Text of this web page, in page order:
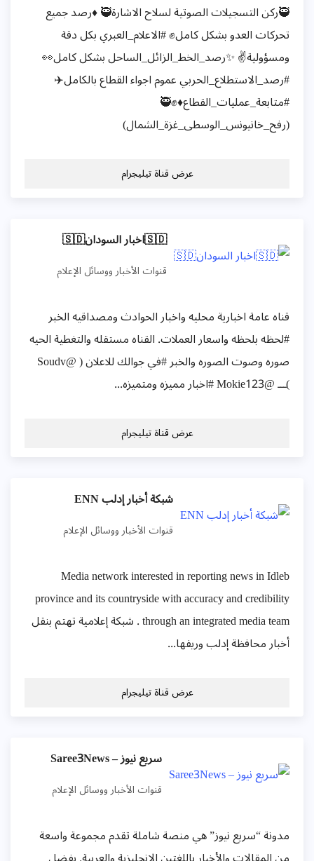
🥷ركن التسجيلات الصوتية لسلاح الاشارة🥷 ♦️رصد جميع
تحركات العدو بشكل كامل✊ #الاعلام_العبري بكل دقة
ومسؤولية✌ ✨رصد_الخط_الزائل_الساحل بشكل كامل👀
#رصد_الاستطلاع_الحربي عموم اجواء القطاع بالكامل✈️
#متابعة_عمليات_القطاع♦️✊🥷
(رفح_خانيونس_الوسطى_غزة_الشمال)
عرض قناة تيليجرام
🇸🇩اخبار السودان🇸🇩
قنوات الأخبار ووسائل الإعلام
قناه عامة اخبارية محليه واخبار الحوادث ومصداقيه الخبر
#لحظه بلحظه واسعار العملات. القناه مستقله والتغطية الحيه
صوره وصوت الصوره والخبر #في جوالك للاعلان ( @Soudv
)ـــ @Mokie123 #اخبار مميزه ومتميزه...
عرض قناة تيليجرام
شبكة أخبار إدلب ENN
قنوات الأخبار ووسائل الإعلام
Media network interested in reporting news in Idleb
province and its countryside with accuracy and credibility
through an integrated media team . شبكة إعلامية تهتم بنقل
أخبار محافظة إدلب وريفها...
عرض قناة تيليجرام
سريع نيوز – Saree3News
قنوات الأخبار ووسائل الإعلام
مدونة “سريع نيوز” هي منصة شاملة تقدم مجموعة واسعة